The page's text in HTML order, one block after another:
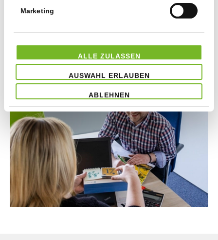
Marketing
ALLE ZULASSEN
AUSWAHL ERLAUBEN
ABLEHNEN
Korrektur. Nehmen Sie Kontakt mit uns auf.
Jetzt Kontakt aufnehmen!